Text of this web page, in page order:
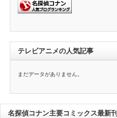
テレビアニメの人気記事
まだデータがありません。
名探偵コナン主要コミックス最新刊